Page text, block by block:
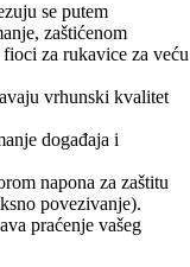
se putem
zaštićenom
za rukavice za veću
vrhunski kvalitet
događaja i
napona za zaštitu
povezivanje).
praćenje vašeg